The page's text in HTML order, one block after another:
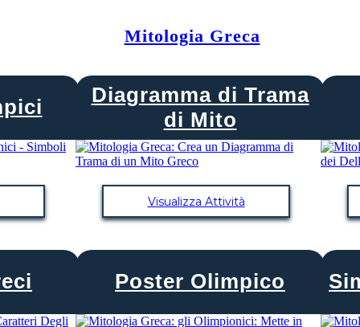
Mitologia Greca
Diagramma di Trama
di Mito
Visualizza Attività
Poster Olimpico